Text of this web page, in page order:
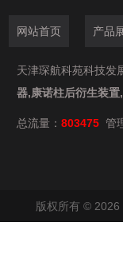
网站首页 产品
天津琛航科苑科技发
器,康诺柱后衍生装
总流量： 803475 管
版权所有 ©